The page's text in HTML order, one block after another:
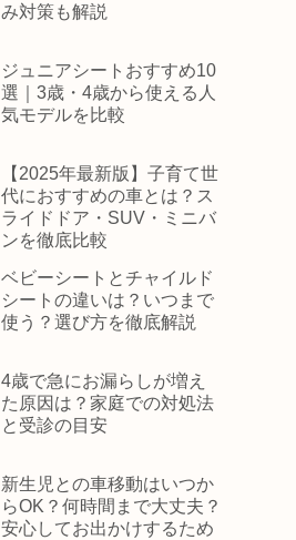
み対策も解説
ジュニアシートおすすめ10
選｜3歳・4歳から使える人
気モデルを比較
【2025年最新版】子育て世
代におすすめの車とは？ス
ライドドア・SUV・ミニバ
ンを徹底比較
ベビーシートとチャイルド
シートの違いは？いつまで
使う？選び方を徹底解説
4歳で急にお漏らしが増え
た原因は？家庭での対処法
と受診の目安
新生児との車移動はいつか
らOK？何時間まで大丈夫？
安心してお出かけするため